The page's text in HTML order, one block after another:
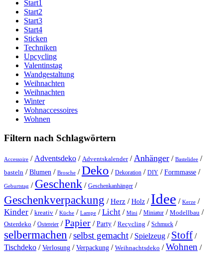
Start1
Start2
Start3
Start4
Sticken
Techniken
Upcycling
Valentinstag
Wandgestaltung
Weihnachten
Weihnachten
Winter
Wohnaccessoires
Wohnen
Filtern nach Schlagwörtern
Accessoire / Adventsdeko / Adventskalender/Anhänger / Bastelidee /
basteln /Blumen / Brosche /Deko / Dekoration / DIY /Formmasse /
Geburtstag / Geschenk / Geschenkanhänger /
Geschenkverpackung /Herz /Holz / Idee / Kerze /
Kinder / kreativ / Küche / Lampe /Licht / Mini / Miniatur / Modellbau /
Osterdeko / Ostereier /Papier /Party / Recycling / Schmuck /
selbermachen /selbst gemacht / Spielzeug / Stoff /
Tischdeko /Verlosung /Verpackung / Weihnachtsdeko /Wohnen /